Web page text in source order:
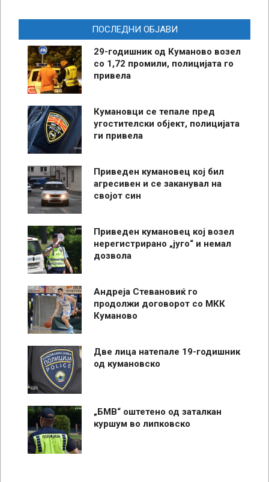
ПОСЛЕДНИ ОБЈАВИ
29-годишник од Куманово возел
со 1,72 промили, полицијата го
привела
Кумановци се тепале пред
угостителски објект, полицијата
ги привела
Приведен кумановец кој бил
агресивен и се заканувал на
својот син
Приведен кумановец кој возел
нерегистрирано „југо“ и немал
дозвола
Андреја Стевановиќ го
продолжи договорот со МКК
Куманово
Две лица натепале 19-годишник
од кумановско
„БМВ“ оштетено од заталкан
куршум во липковско